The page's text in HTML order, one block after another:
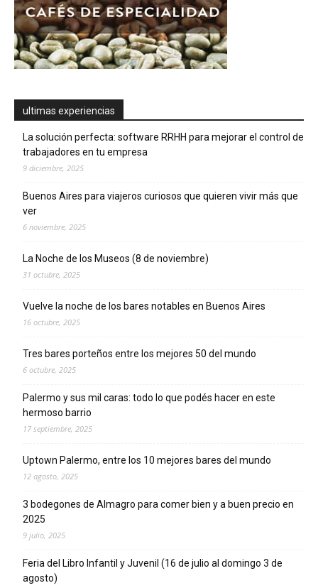
ultimas experiencias
La solución perfecta: software RRHH para mejorar el control de
trabajadores en tu empresa
9 diciembre, 2025
Buenos Aires para viajeros curiosos que quieren vivir más que
ver
6 noviembre, 2025
La Noche de los Museos (8 de noviembre)
31 octubre, 2025
Vuelve la noche de los bares notables en Buenos Aires
16 octubre, 2025
Tres bares porteños entre los mejores 50 del mundo
6 octubre, 2025
Palermo y sus mil caras: todo lo que podés hacer en este
hermoso barrio
17 septiembre, 2025
Uptown Palermo, entre los 10 mejores bares del mundo
12 agosto, 2025
3 bodegones de Almagro para comer bien y a buen precio en
2025
9 julio, 2025
Feria del Libro Infantil y Juvenil (16 de julio al domingo 3 de
agosto)